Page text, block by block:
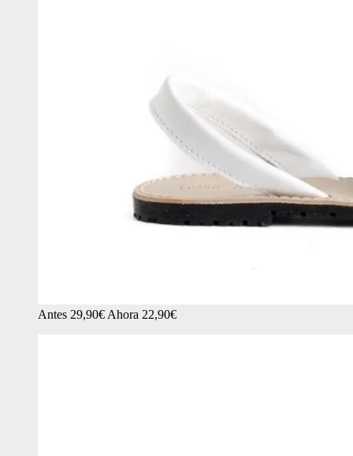
Antes 29,90€ Ahora 22,90€